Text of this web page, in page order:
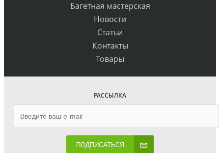
Багетная мастерская
Новости
Статьи
Контакты
Товары
РАССЫЛКА
ПОДПИСАТЬСЯ